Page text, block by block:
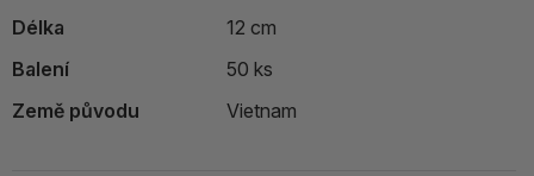
Délka
12 cm
Balení
50 ks
Země původu
Vietnam